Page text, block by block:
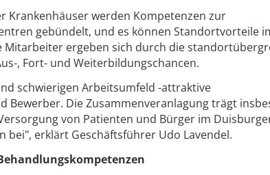
Krankenhäuser werden Kompetenzen zur
gebündelt, und es können Standortvorteile
Mitarbeiter ergeben sich durch die
, Fort- und Weiterbildungschancen.
schwierigen Arbeitsumfeld -attraktive
Bewerber. Die Zusammenveranlagung trägt
von Patienten und Bürger im
bei", erklärt Geschäftsführer Udo Lavendel.